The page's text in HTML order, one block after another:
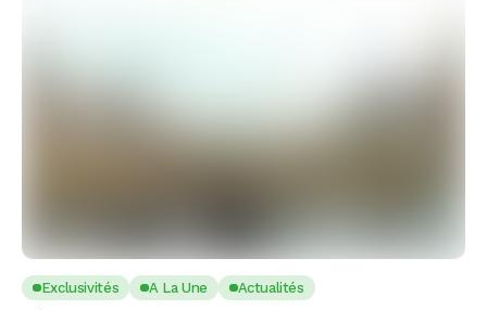
Exclusivités A La Une Actualités